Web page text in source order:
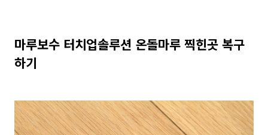
마루보수 터치업솔루션 온돌마루 찍힌곳 복구
하기